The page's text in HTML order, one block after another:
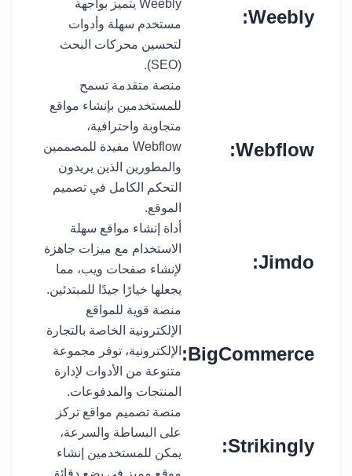
Weebly:
Weebly يتميز بواجهة
مستخدم سهلة وأدوات
لتحسين محركات البحث
(SEO).
Webflow:
منصة متقدمة تسمح
للمستخدمين بإنشاء مواقع
متجاوبة واحترافية،
Webflow مفيدة للمصممين
والمطورين الذين يريدون
التحكم الكامل في تصميم
الموقع.
Jimdo:
أداة إنشاء مواقع سهلة
الاستخدام مع ميزات جاهزة
لإنشاء صفحات ويب، مما
يجعلها خيارًا جيدًا للمبتدئين.
BigCommerce:
منصة قوية للمواقع
الإلكترونية الخاصة بالتجارة
الإلكترونية، توفر مجموعة
متنوعة من الأدوات لإدارة
المنتجات والمدفوعات.
Strikingly:
منصة تصميم مواقع تركز
على البساطة والسرعة،
يمكن للمستخدمين إنشاء
موقع مميز في بضع دقائق.